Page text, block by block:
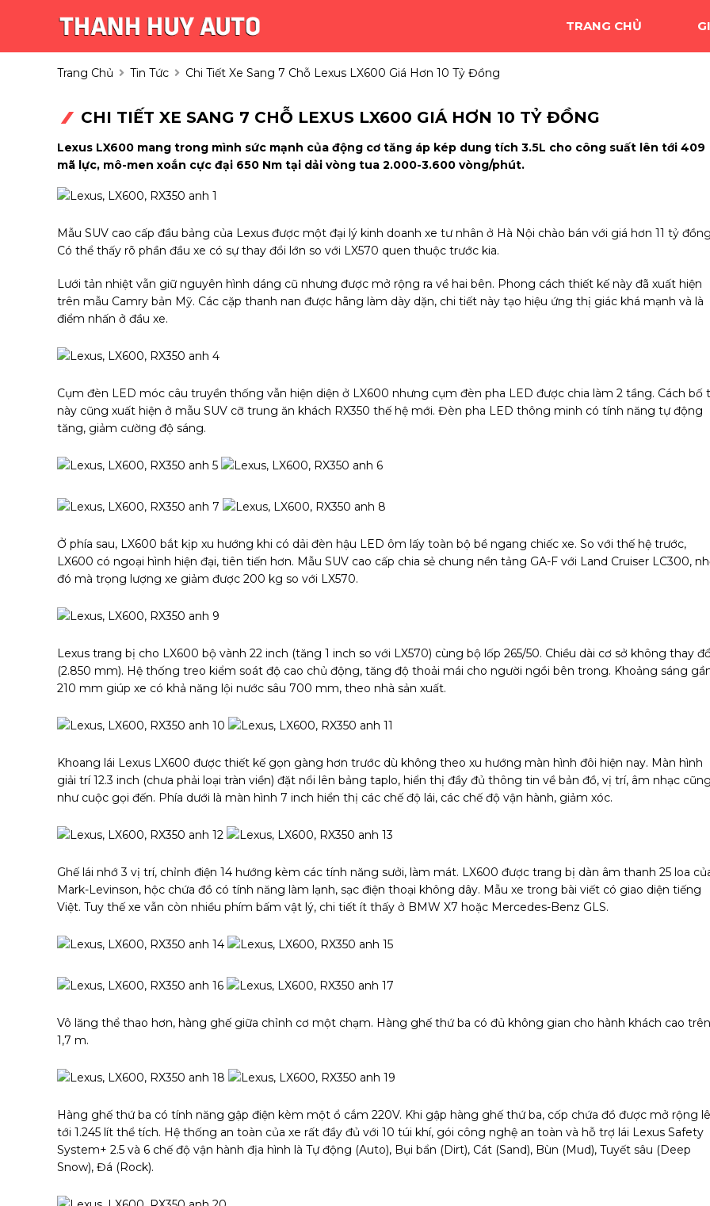
TRANG CHỦ
Trang Chủ Tin Tức Chi Tiết Xe Sang 7 Chỗ Lexus LX600 Giá Hơn 10 Tỷ Đồng
CHI TIẾT XE SANG 7 CHỖ LEXUS LX600 GIÁ HƠN 10 TỶ ĐỒNG
Lexus LX600 mang trong mình sức mạnh của động cơ tăng áp kép dung tích 3.5L cho công suất lên tới 409
mã lực, mô-men xoắn cực đại 650 Nm tại dải vòng tua 2.000-3.600 vòng/phút.
Mẫu SUV cao cấp đầu bảng của Lexus được một đại lý kinh doanh xe tư nhân ở Hà Nội chào bán với giá hơn 11 tỷ
Có thể thấy rõ phần đầu xe có sự thay đổi lớn so với LX570 quen thuộc trước kia.
Lưới tản nhiệt vẫn giữ nguyên hình dáng cũ nhưng được mở rộng ra về hai bên. Phong cách thiết kế này đã xuất hiện
trên mẫu Camry bản Mỹ. Các cặp thanh nan được hãng làm dày dặn, chi tiết này tạo hiệu ứng thị giác khá mạnh và là
điểm nhấn ở đầu xe.
Cụm đèn LED móc câu truyền thống vẫn hiện diện ở LX600 nhưng cụm đèn pha LED được chia làm 2 tầng. Cách bố
này cũng xuất hiện ở mẫu SUV cỡ trung ăn khách RX350 thế hệ mới. Đèn pha LED thông minh có tính năng tự động
tăng, giảm cường độ sáng.
Ở phía sau, LX600 bắt kịp xu hướng khi có dải đèn hậu LED ôm lấy toàn bộ bề ngang chiếc xe. So với thế hệ trước,
LX600 có ngoại hình hiện đại, tiên tiến hơn. Mẫu SUV cao cấp chia sẻ chung nền tảng GA-F với Land Cruiser LC300,
đó mà trọng lượng xe giảm được 200 kg so với LX570.
Lexus trang bị cho LX600 bộ vành 22 inch (tăng 1 inch so với LX570) cùng bộ lốp 265/50. Chiều dài cơ sở không thay
(2.850 mm). Hệ thống treo kiểm soát độ cao chủ động, tăng độ thoải mái cho người ngồi bên trong. Khoảng sáng
210 mm giúp xe có khả năng lội nước sâu 700 mm, theo nhà sản xuất.
Khoang lái Lexus LX600 được thiết kế gọn gàng hơn trước dù không theo xu hướng màn hình đôi hiện nay. Màn hình
giải trí 12.3 inch (chưa phải loại tràn viền) đặt nổi lên bảng taplo, hiển thị đầy đủ thông tin về bản đồ, vị trí, âm nhạc cũng
như cuộc gọi đến. Phía dưới là màn hình 7 inch hiển thị các chế độ lái, các chế độ vận hành, giảm xóc.
Ghế lái nhớ 3 vị trí, chỉnh điện 14 hướng kèm các tính năng sưởi, làm mát. LX600 được trang bị dàn âm thanh 25 loa
Mark-Levinson, hộc chứa đồ có tính năng làm lạnh, sạc điện thoại không dây. Mẫu xe trong bài viết có giao diện tiếng
Việt. Tuy thế xe vẫn còn nhiều phím bấm vật lý, chi tiết ít thấy ở BMW X7 hoặc Mercedes-Benz GLS.
Vô lăng thể thao hơn, hàng ghế giữa chỉnh cơ một chạm. Hàng ghế thứ ba có đủ không gian cho hành khách cao trên
1,7 m.
Hàng ghế thứ ba có tính năng gập điện kèm một ổ cắm 220V. Khi gập hàng ghế thứ ba, cốp chứa đồ được mở rộng
tới 1.245 lít thể tích. Hệ thống an toàn của xe rất đầy đủ với 10 túi khí, gói công nghệ an toàn và hỗ trợ lái Lexus Safety
System+ 2.5 và 6 chế độ vận hành địa hình là Tự động (Auto), Bụi bẩn (Dirt), Cát (Sand), Bùn (Mud), Tuyết sâu (Deep
Snow), Đá (Rock).